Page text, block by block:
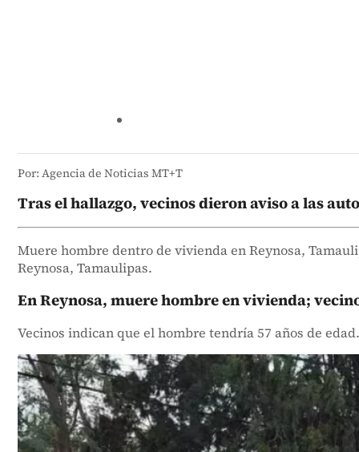
Por: Agencia de Noticias MT+T
Tras el hallazgo, vecinos dieron aviso a las
Muere hombre dentro de vivienda en Reynosa,
Reynosa, Tamaulipas.
En Reynosa, muere hombre en vivienda;
Vecinos indican que el hombre tendría 57 años de